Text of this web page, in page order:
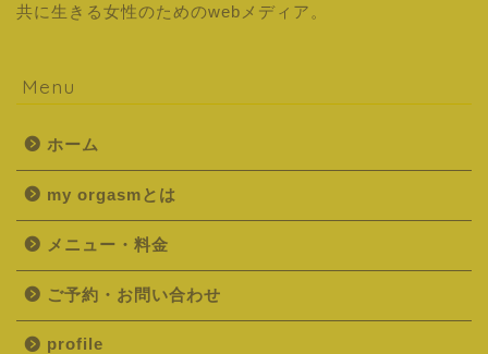
共に生きる女性のためのwebメディア。
Menu
ホーム
my orgasmとは
メニュー・料金
ご予約・お問い合わせ
profile